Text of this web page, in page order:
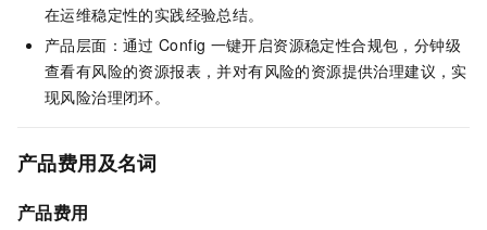
在运维稳定性的实践经验总结。
产品层面：通过 Config 一键开启资源稳定性合规包，分钟级
查看有风险的资源报表，并对有风险的资源提供治理建议，实
现风险治理闭环。
产品费用及名词
产品费用